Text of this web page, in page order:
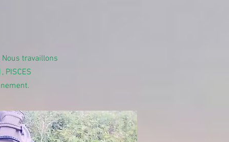
travaillons
PISCES